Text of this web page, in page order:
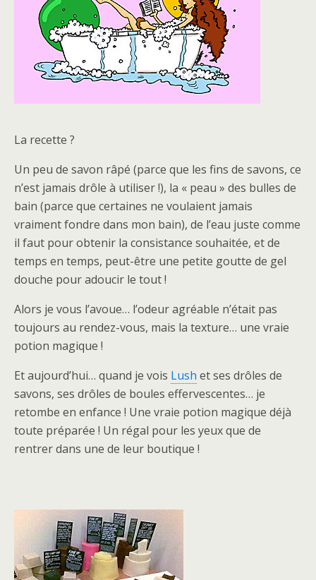
La recette ?
Un peu de savon râpé (parce que les fins de savons, ce
n’est jamais drôle à utiliser !), la « peau » des bulles de
bain (parce que certaines ne voulaient jamais
vraiment fondre dans mon bain), de l’eau juste comme
il faut pour obtenir la consistance souhaitée, et de
temps en temps, peut-être une petite goutte de gel
douche pour adoucir le tout !
Alors je vous l’avoue… l’odeur agréable n’était pas
toujours au rendez-vous, mais la texture… une vraie
potion magique !
Et aujourd’hui… quand je vois Lush et ses drôles de
savons, ses drôles de boules effervescentes… je
retombe en enfance ! Une vraie potion magique déjà
toute préparée ! Un régal pour les yeux que de
rentrer dans une de leur boutique !